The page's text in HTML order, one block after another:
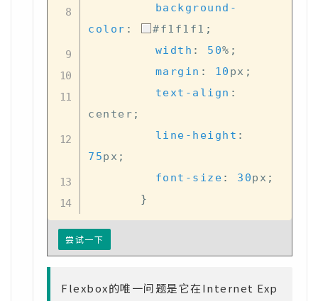
background-
color : #f1f1f1 ;
width : 50% ;
margin : 10 px ;
text-align :
center ;
line-height :
75px ;
font-size : 30px ;
}
尝试一下
Flexbox的唯一问题是它在Internet Exp